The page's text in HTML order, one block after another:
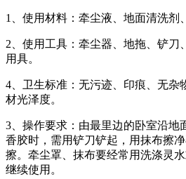
1、使用材料：牵尘液、地面清洗剂
2、使用工具：牵尘器、地拖、铲刀
用具。
4、卫生标准：无污迹、印痕、无杂
材光泽度。
3、操作要求：由最里边的卧室沿地
香胶时，需用铲刀铲起，用抹布擦
擦。牵尘罩、抹布要经常用洗涤灵
继续使用。